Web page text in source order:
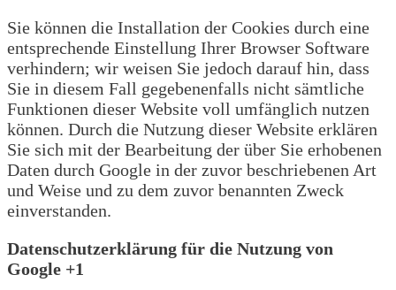
Sie können die Installation der Cookies durch eine
entsprechende Einstellung Ihrer Browser Software
verhindern; wir weisen Sie jedoch darauf hin, dass
Sie in diesem Fall gegebenenfalls nicht sämtliche
Funktionen dieser Website voll umfänglich nutzen
können. Durch die Nutzung dieser Website erklären
Sie sich mit der Bearbeitung der über Sie erhobenen
Daten durch Google in der zuvor beschriebenen Art
und Weise und zu dem zuvor benannten Zweck
einverstanden.
Datenschutzerklärung für die Nutzung von
Google +1